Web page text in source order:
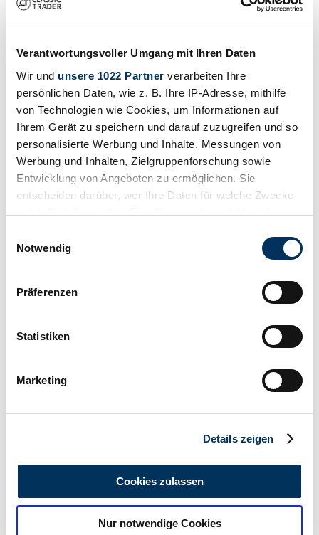
Verantwortungsvoller Umgang mit Ihren Daten
Wir und unsere 1022 Partner verarbeiten Ihre
persönlichen Daten, wie z. B. Ihre IP-Adresse, mithilfe
von Technologien wie Cookies, um Informationen auf
Ihrem Gerät zu speichern und darauf zuzugreifen und so
personalisierte Werbung und Inhalte, Messungen von
Werbung und Inhalten, Zielgruppenforschung sowie
Entwicklung von Angeboten zu ermöglichen. Sie
entscheiden darüber, wer Ihre Daten für welche Zwecke
nutzt. Sie können Ihre Einwilligung jederzeit über die
Trigger Symbol ändern oder widerrufen
Informationen über Ihre geografische Lage
können
bestimmten Merkmalen (Fingerprinting) identifizieren
Erfahren Sie mehr darüber, wie Ihre persönlichen Daten
analysieren. Außerdem geben wir Informationen zu Ihrer
Verwendung unserer Website an unsere Partner für
Notwendig
Präferenzen
Statistiken
Marketing
Details zeigen
Cookies zulassen
Nur notwendige Cookies
1903 | Thomas Model 18
Preis auf Anfragevor 3 Jahren
Tachostand (abgelesen)
6 / 8